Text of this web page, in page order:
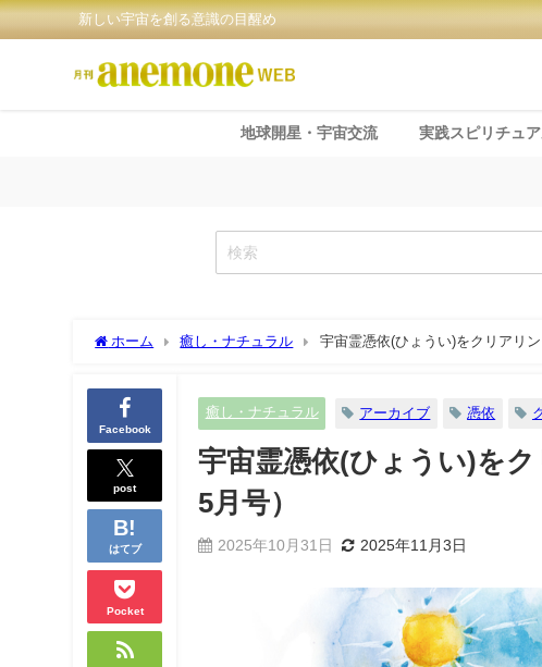
新しい宇宙を創る意識の目醒め
地球開星・宇宙交流 実践スピリチュ
ホーム 癒し・ナチュラル 宇宙霊憑依(ひょうい)をクリアリ
Facebook
post
はてブ
Pocket
癒し・ナチュラル アーカイブ 憑依
宇宙霊憑依(ひょうい)を
5月号）
2025年10月31日 2025年11月3日